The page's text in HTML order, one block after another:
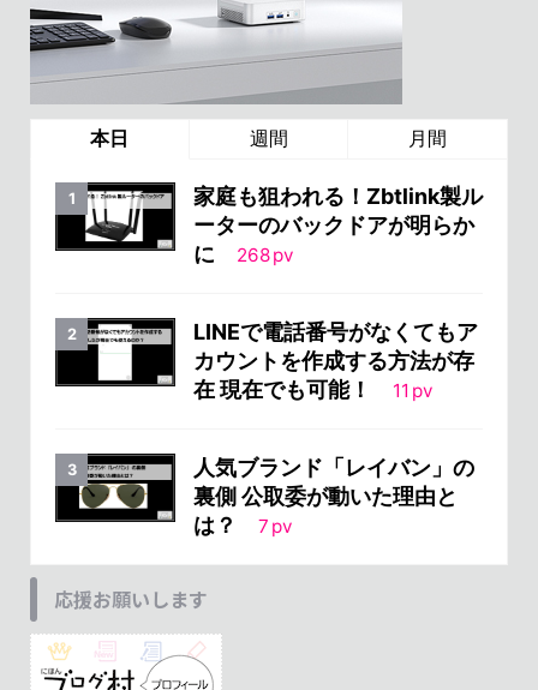
本日 週間 月間
家庭も狙われる！Zbtlink製ル
ーターのバックドアが明らか
に
268pv
LINEで電話番号がなくてもア
カウントを作成する方法が存
在 現在でも可能！
11 pv
人気ブランド「レイバン」の
裏側 公取委が動いた理由と
は？
7 pv
応援お願いします